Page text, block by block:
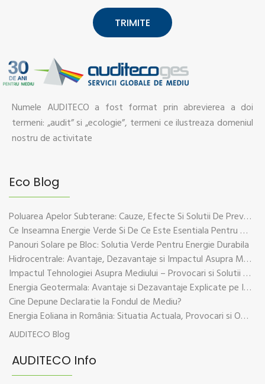
TRIMITE
Numele AUDITECO a fost format prin abrevierea a doi
termeni: „audit” si „ecologie”, termeni ce ilustreaza domeniul
nostru de activitate
Eco Blog
Poluarea Apelor Subterane: Cauze, Efecte Si Solutii De Prevenire
Ce Inseamna Energie Verde Si De Ce Este Esentiala Pentru Viitorul Planetei
Panouri Solare pe Bloc: Solutia Verde Pentru Energie Durabila
Hidrocentrale: Avantaje, Dezavantaje si Impactul Asupra Mediului
Impactul Tehnologiei Asupra Mediului – Provocari si Solutii Sustenabile
Energia Geotermala: Avantaje si Dezavantaje Explicate pe Intelesul Tuturor
Cine Depune Declaratie la Fondul de Mediu?
Energia Eoliana in România: Situatia Actuala, Provocari si Oportunitati
AUDITECO Blog
AUDITECO Info